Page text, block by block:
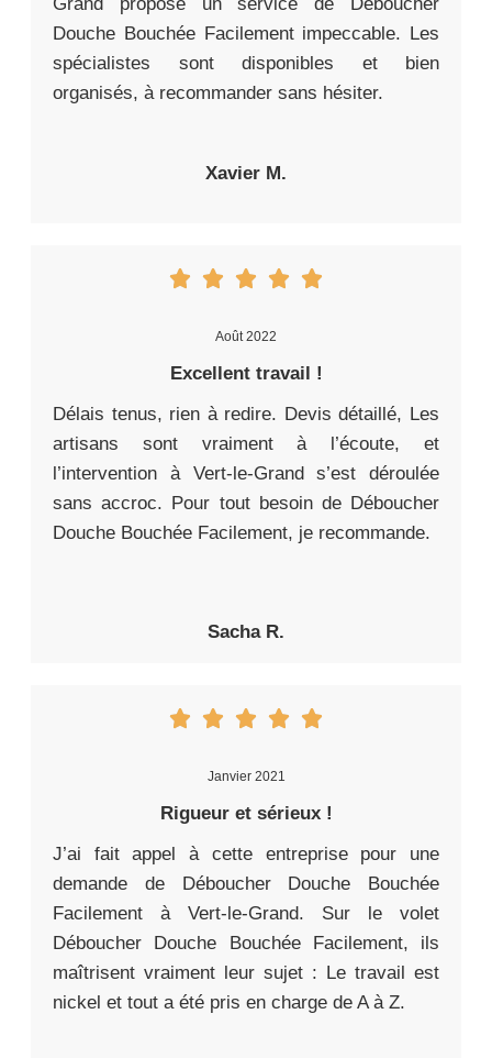
Douche Bouchée Facilement impeccable. Les
spécialistes sont disponibles et bien
organisés, à recommander sans hésiter.
Xavier M.
Août 2022
Excellent travail !
Délais tenus, rien à redire. Devis détaillé, Les
artisans sont vraiment à l’écoute, et
l’intervention à Vert-le-Grand s’est déroulée
sans accroc. Pour tout besoin de Déboucher
Douche Bouchée Facilement, je recommande.
Sacha R.
Janvier 2021
Rigueur et sérieux !
J’ai fait appel à cette entreprise pour une
demande de Déboucher Douche Bouchée
Facilement à Vert-le-Grand. Sur le volet
Déboucher Douche Bouchée Facilement, ils
maîtrisent vraiment leur sujet : Le travail est
nickel et tout a été pris en charge de A à Z.